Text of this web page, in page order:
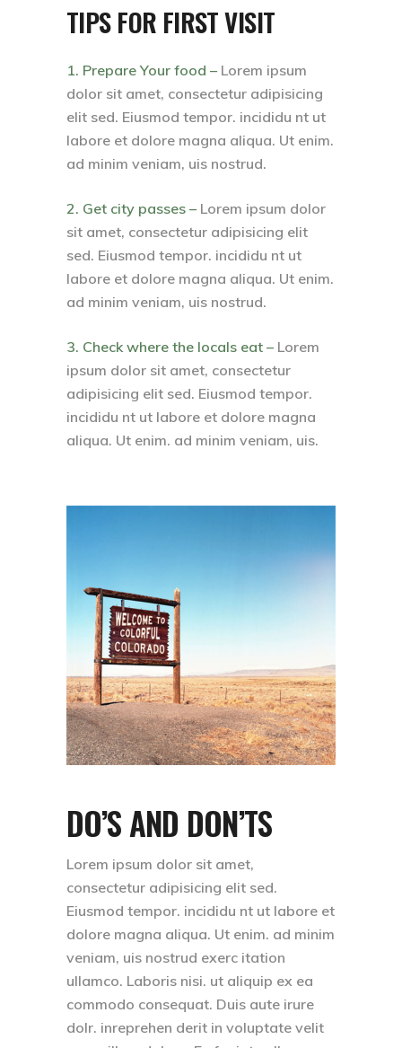
TIPS FOR FIRST VISIT
1. Prepare Your food – Lorem ipsum
dolor sit amet, consectetur adipisicing
elit sed. Eiusmod tempor. incididu nt ut
labore et dolore magna aliqua. Ut enim.
ad minim veniam, uis nostrud.
2. Get city passes – Lorem ipsum dolor
sit amet, consectetur adipisicing elit
sed. Eiusmod tempor. incididu nt ut
labore et dolore magna aliqua. Ut enim.
ad minim veniam, uis nostrud.
3. Check where the locals eat – Lorem
ipsum dolor sit amet, consectetur
adipisicing elit sed. Eiusmod tempor.
incididu nt ut labore et dolore magna
aliqua. Ut enim. ad minim veniam, uis.
DO’S AND DON’TS
Lorem ipsum dolor sit amet,
consectetur adipisicing elit sed.
Eiusmod tempor. incididu nt ut labore et
dolore magna aliqua. Ut enim. ad minim
veniam, uis nostrud exerc itation
ullamco. Laboris nisi. ut aliquip ex ea
commodo consequat. Duis aute irure
dolr. inreprehen derit in voluptate velit